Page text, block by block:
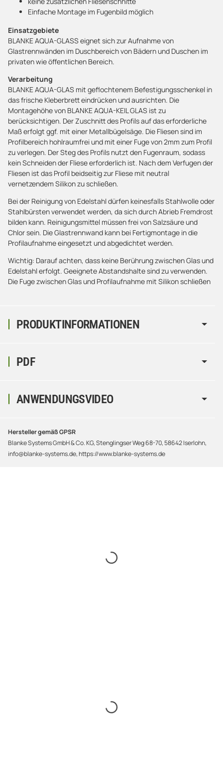
PRODUKTINFORMATIONEN
Einfache Montage im Fugenbild möglich
Einsatzgebiete
BLANKE AQUA-GLASS eignet sich zur Aufnahme von
Glastrennwänden im Duschbereich von Bädern und Duschen im
privaten wie öffentlichen Bereich.
Verarbeitung
BLANKE AQUA-GLAS mit geflochtenem Befestigungsschenkel in
das frische Kleberbrett eindrücken und ausrichten. Die
Montagehöhe von BLANKE AQUA-KEIL GLAS ist zu
berücksichtigen. Der Zuschnitt des Profils auf das erforderliche
Maß erfolgt ggf. mit einer Metallbügelsäge. Die Fliesen sind im
Profilbereich hohlraumfrei und mit einer Fuge von 2mm zum Profil
zu verlegen. Der Steg des Profils nutzt den Fugenraum, sodass
kein Schneiden der Fliese erforderlich ist. Nach dem Verfugen der
Fliesen ist das Profil beidseitig zur Fliese mit neutral
vernetzendem Silikon zu schließen.
Bei der Reinigung von Edelstahl dürfen keinesfalls Stahlwolle oder
Stahlbürsten verwendet werden, da sich durch Abrieb Fremdrost
bilden kann. Reinigungsmittel müssen frei von Salzsäure und
Chlor sein. Die Glastrennwand kann bei Fertigmontage in die
Profilaufnahme eingesetzt und abgedichtet werden.
Wichtig: Darauf achten, dass keine Berührung zwischen Glas und
Edelstahl erfolgt. Geeignete Abstandshalte sind zu verwenden.
Die Fuge zwischen Glas und Profilaufnahme mit Silikon schließen
PDF
ANWENDUNGSVIDEO
Hersteller gemäß GPSR
Blanke Systems GmbH & Co. KG, Stenglingser Weg 68-70, 58642 Iserlohn,
info@blanke-systems.de, https://www.blanke-systems.de